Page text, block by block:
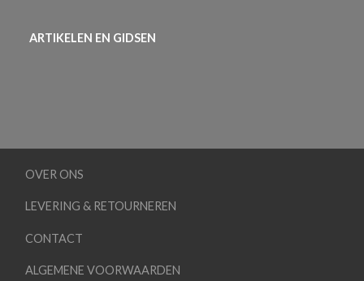
ARTIKELEN EN GIDSEN
OVER ONS
LEVERING & RETOURNEREN
CONTACT
ALGEMENE VOORWAARDEN